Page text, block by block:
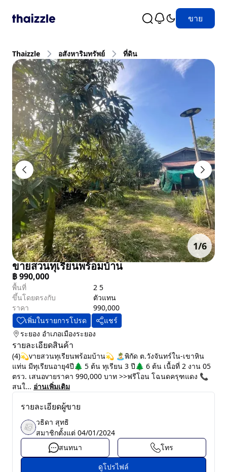
ขาย
Thaizzle อสังหาริมทรัพย์ ที่ดิน
1/6
ขายสวนทุเรียนพร้อมบ้าน
฿990,000
พื้นที่
2 5
ขึ้นโดยตรงกับ
ตัวแทน
ราคา
990,000
เพิ่มในรายการโปรด
แชร์
ระยอง อำเภอเมืองระยอง
รายละเอียดสินค้า
(4)💫vายสวนทุเรียนพร้อมบ้าน💫 🏝พิกัด ต.วังจันทร์ใน-เขาหิน
แท่น มีทุเรียนอายุ4ปี🌲 5 ต้น ทุเรียน 3 ปี🌲 6 ต้น เนื้อที่ 2 งาน 05
ตรว. เสนอvายราคา 990,000 บาท >>ฟรีโอน โฉนดครุฑแดง 📞
สนใ... อ่านเพิ่มเติม
รายละเอียดผู้ขาย
วธิดา สุทธิ
สมาชิกตั้งแต่ 04/01/2024
สนทนา
โทร
ดูโปรไฟล์